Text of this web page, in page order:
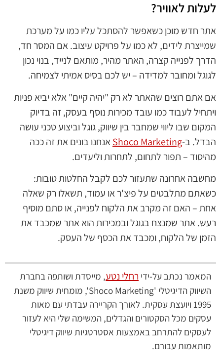
לעלות לאוויר?
אתר חדש מוכן כשאפשר להסתכל עליו כמו על מערכת
שמייצרת לידים, לא כמו על פרויקט עיצוב. אם המסר חד,
הדרך לפנייה קצרה, האתר מהיר, מותאם לנייד, בנוי נכון
לגוגל ומחובר למדידה – יש לכם בסיס אמיתי לצמיחה.
אם אתם רוצים שהאתר לא רק "יהיה קיים" אלא יביא פניות
ויתחיל לעבוד כמו עובד מכירות נוסף בעסק, זה בדיוק
המקום שבו ליווי שמחבר בין שיווק, גוגל וביצוע טכני עושה
הבדל. ב-Shoco Marketingאנחנו בונים את זה ככה
מהיסוד – תפור לתחום, לתחרות וליעדים.
מחשבה אחרונה שתעזור לכם לקבל החלטות טובות:
כשאתם מתלבטים על פיצ'ר או עמוד, תשאלו רק שאלה
אחת – האם זה מקרב את הלקוח לפנייה, או סתם מוסיף
רעש. אתר שמנצח בגוגל ובמכירות הוא אתר שמכבד את
הזמן של הלקוח, ומכבד את הכסף של העסק.
המאמר נכתב על-ידי רחלי נטע, מייסדת ושותפה בחברת
השיווק הדיגיטלי 'Shoco Marketing', מומחית שיווק משנת
1995 ויועצת עסקית. לאורך הקריירה עבדתי עם מאות
עסקים מכל הסקטורים והגדלים, המשימה שלי היא לעזור
לעסקים להתרחב באמצעות אסטרטגיות שיווק דיגיטלי
מותאמות עבורם.